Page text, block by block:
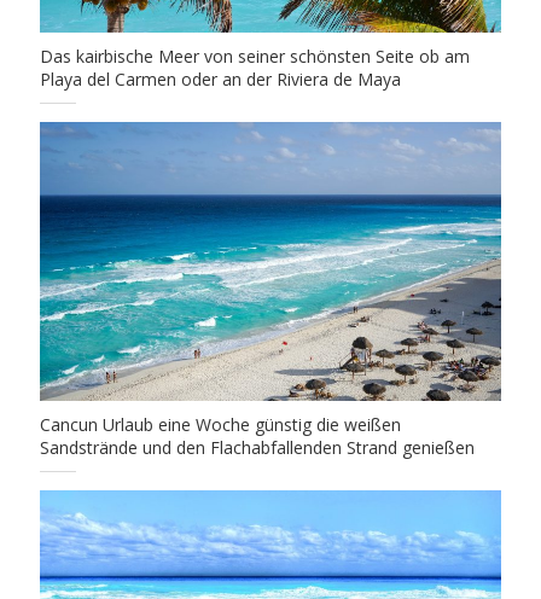
Das kairbische Meer von seiner schönsten Seite ob am
Playa del Carmen oder an der Riviera de Maya
Cancun Urlaub eine Woche günstig die weißen
Sandstrände und den Flachabfallenden Strand genießen